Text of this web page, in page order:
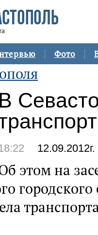
Фото
В
12.09.2012г.
этом на